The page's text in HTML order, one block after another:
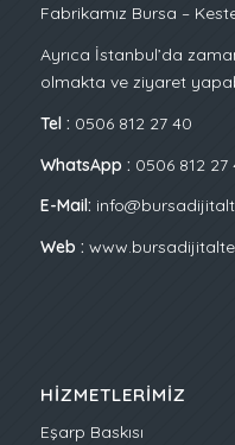
Fabrikamız Bursa –
Ayrıca İstanbul’da
olmakta ve ziyaret
Tel : 0506 812 27 40
WhatsApp : 0506 812 27
E-Mail:
Web :
HIZMETLERIMIZ
Eşarp Baskısı